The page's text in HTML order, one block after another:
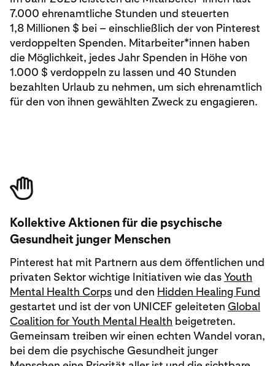
7.000 ehrenamtliche Stunden und steuerten
1,8 Millionen $ bei – einschließlich der von Pinterest
verdoppelten Spenden. Mitarbeiter*innen haben
die Möglichkeit, jedes Jahr Spenden in Höhe von
1.000 $ verdoppeln zu lassen und 40 Stunden
bezahlten Urlaub zu nehmen, um sich ehrenamtlich
für den von ihnen gewählten Zweck zu engagieren.
Kollektive Aktionen für die psychische
Gesundheit junger Menschen
Pinterest hat mit Partnern aus dem öffentlichen und
privaten Sektor wichtige Initiativen wie dasYouth
Mental Health Corps und den Hidden Healing Fund
gestartet und ist der von UNICEF geleiteten Global
Coalition for Youth Mental Health beigetreten.
Gemeinsam treiben wir einen echten Wandel voran,
bei dem die psychische Gesundheit junger